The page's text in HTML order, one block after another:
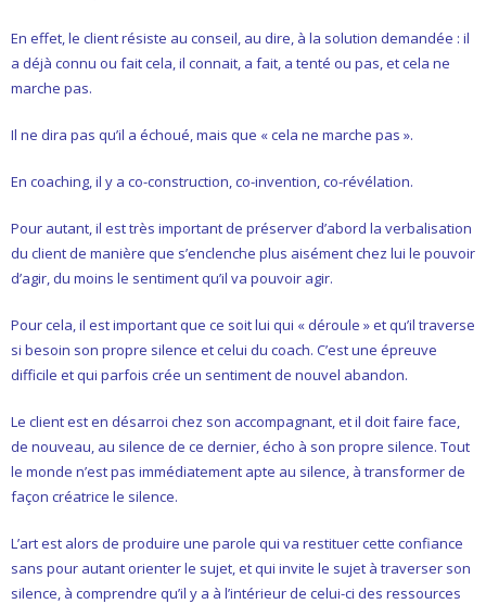
- Coaching
En effet, le client résiste au conseil, au dire, à la solution demandée : il
a déjà connu ou fait cela, il connait, a fait, a tenté ou pas, et cela ne
marche pas.
Il ne dira pas qu’il a échoué, mais que « cela ne marche pas ».
En coaching, il y a co-construction, co-invention, co-révélation.
Pour autant, il est très important de préserver d’abord la verbalisation
du client de manière que s’enclenche plus aisément chez lui le pouvoir
d’agir, du moins le sentiment qu’il va pouvoir agir.
Pour cela, il est important que ce soit lui qui « déroule » et qu’il traverse
si besoin son propre silence et celui du coach. C’est une épreuve
difficile et qui parfois crée un sentiment de nouvel abandon.
Le client est en désarroi chez son accompagnant, et il doit faire face,
de nouveau, au silence de ce dernier, écho à son propre silence. Tout
le monde n’est pas immédiatement apte au silence, à transformer de
façon créatrice le silence.
L’art est alors de produire une parole qui va restituer cette confiance
sans pour autant orienter le sujet, et qui invite le sujet à traverser son
silence, à comprendre qu’il y a à l’intérieur de celui-ci des ressources